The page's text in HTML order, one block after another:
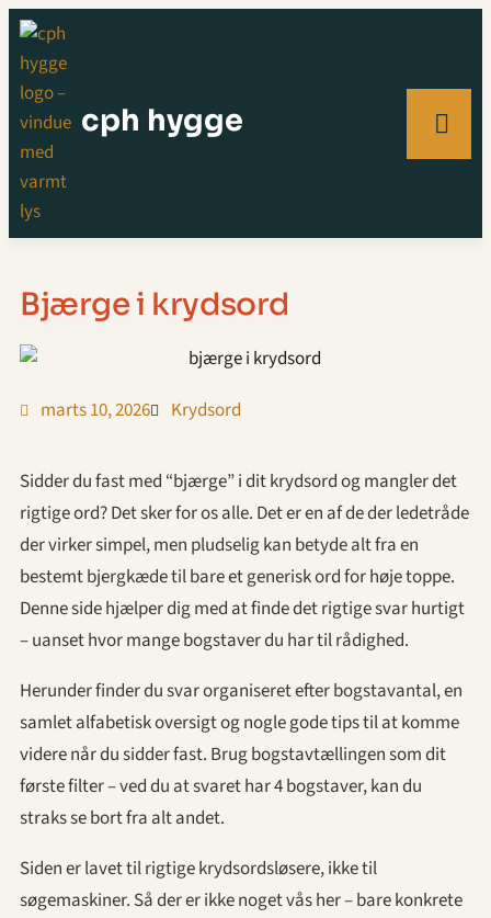
cph hygge
Bjærge i krydsord
marts 10, 2026 Krydsord
Sidder du fast med “bjærge” i dit krydsord og mangler det
rigtige ord? Det sker for os alle. Det er en af de der ledetråde
der virker simpel, men pludselig kan betyde alt fra en
bestemt bjergkæde til bare et generisk ord for høje toppe.
Denne side hjælper dig med at finde det rigtige svar hurtigt
– uanset hvor mange bogstaver du har til rådighed.
Herunder finder du svar organiseret efter bogstavantal, en
samlet alfabetisk oversigt og nogle gode tips til at komme
videre når du sidder fast. Brug bogstavtællingen som dit
første filter – ved du at svaret har 4 bogstaver, kan du
straks se bort fra alt andet.
Siden er lavet til rigtige krydsordsløsere, ikke til
søgemaskiner. Så der er ikke noget vås her – bare konkrete